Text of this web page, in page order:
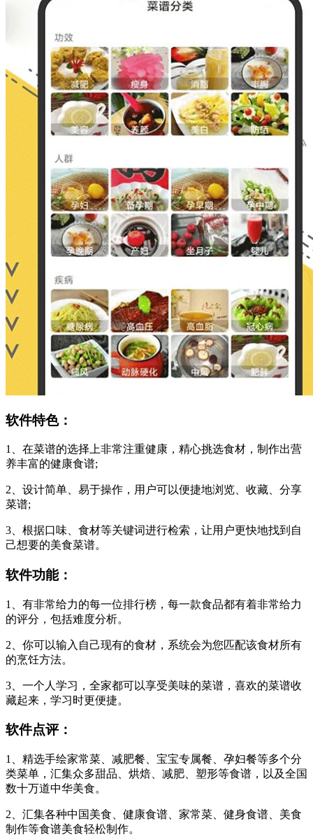
软件特色：
1、在菜谱的选择上非常注重健康，精心挑选食材，制作出营
养丰富的健康食谱;
2、设计简单、易于操作，用户可以便捷地浏览、收藏、分享
菜谱;
3、根据口味、食材等关键词进行检索，让用户更快地找到自
己想要的美食菜谱。
软件功能：
1、有非常给力的每一位排行榜，每一款食品都有着非常给力
的评分，包括难度分析。
2、你可以输入自己现有的食材，系统会为您匹配该食材所有
的烹饪方法。
3、一个人学习，全家都可以享受美味的菜谱，喜欢的菜谱收
藏起来，学习时更便捷。
软件点评：
1、精选手绘家常菜、减肥餐、宝宝专属餐、孕妇餐等多个分
类菜单，汇集众多甜品、烘焙、减肥、塑形等食谱，以及全国
数十万道中华美食。
2、汇集各种中国美食、健康食谱、家常菜、健身食谱、美食
制作等食谱美食轻松制作。